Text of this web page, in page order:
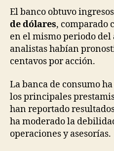
El banco obtuvo
de dólares, comparado
en el mismo periodo del
analistas habían
centavos por acción.
La banca de consumo
los principales
han reportado
ha moderado la
operaciones y asesorías.